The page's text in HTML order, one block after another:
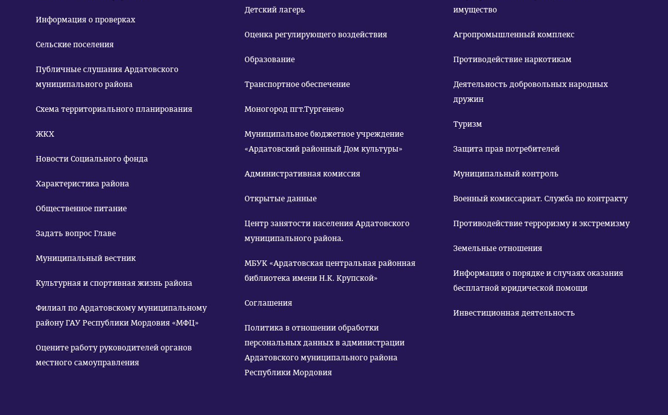
Информация о проверках
Сельские поселения
Публичные слушания Ардатовского
муниципального района
Схема территориального планирования
ЖКХ
Новости Социального фонда
Характеристика района
Общественное питание
Задать вопрос Главе
Муниципальный вестник
Культурная и спортивная жизнь района
Филиал по Ардатовскому муниципальному
району ГАУ Республики Мордовия «МФЦ»
Оцените работу руководителей органов
местного самоуправления
Детский лагерь
Оценка регулирующего воздействия
Образование
Транспортное обеспечение
Моногород пгт.Тургенево
Муниципальное бюджетное учреждение
«Ардатовский районный Дом культуры»
Административная комиссия
Открытые данные
Центр занятости населения Ардатовского
муниципального района.
МБУК «Ардатовская центральная районная
библиотека имени Н.К. Крупской»
Соглашения
Политика в отношении обработки
персональных данных в администрации
Ардатовского муниципального района
Республики Мордовия
имущество
Агропромышленный комплекс
Противодействие наркотикам
Деятельность добровольных народных
дружин
Туризм
Защита прав потребителей
Муниципальный контроль
Военный комиссариат. Служба по контракту
Противодействие терроризму и экстремизму
Земельные отношения
Информация о порядке и случаях оказания
бесплатной юридической помощи
Инвестиционная деятельность